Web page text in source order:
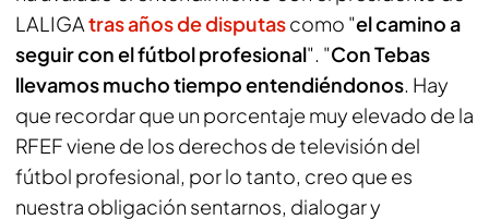
LALIGAtras años de disputascomo "el camino a
seguir con el fútbol profesional". "Con Tebas
llevamos mucho tiempo entendiéndonos. Hay
que recordar que un porcentaje muy elevado de la
RFEF viene de los derechos de televisión del
fútbol profesional, por lo tanto, creo que es
nuestra obligación sentarnos, dialogar y